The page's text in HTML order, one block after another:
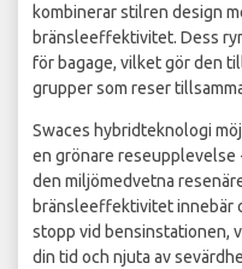
kombinerar stilren design
bränsleeffektivitet. Dess
för bagage, vilket gör den
grupper som reser
Swaces hybridteknologi
en grönare reseupplevelse
den miljömedvetna
bränsleeffektivitet innebär
stopp vid bensinstationen,
din tid och njuta av